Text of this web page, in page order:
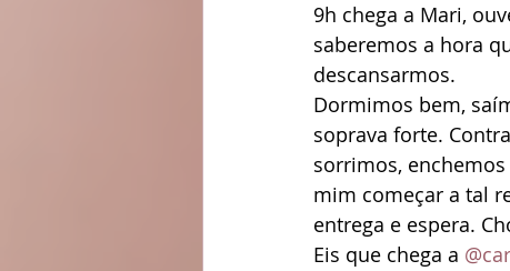
9h chega a Mari,
saberemos a hora
descansarmos.
Dormimos bem,
soprava forte.
sorrimos,
mim começar a tal
entrega e espera.
Eis que chega a